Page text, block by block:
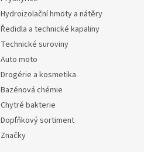
Hydroizolační hmoty a nátěry
Ředidla a technické kapaliny
Technické suroviny
Auto moto
Drogérie a kosmetika
Bazénová chémie
Chytré bakterie
Dopľňkový sortiment
Značky